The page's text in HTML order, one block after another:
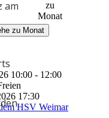
am
zu
Monat
zu Monat
10:00 - 12:00
17:30
HSV Weimar